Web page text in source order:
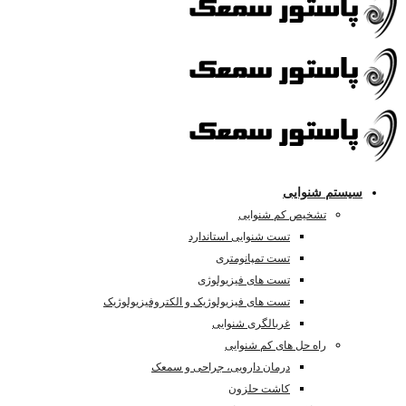
شنوایی
تشخیص کم شنوایی
تست شنوایی استاندارد
تست تمپانومتری
تست های فیزیولوژی
تست های فیزیولوژیک و الکتروفیزیولوژیک
غربالگری شنوایی
راه حل های کم شنوایی
درمان دارویی، جراحی و سمعک
کاشت حلزون